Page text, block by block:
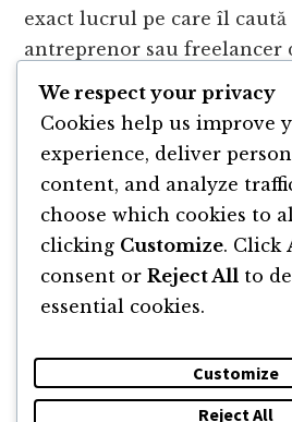
exact lucrul pe care îl caută
antreprenor sau freelancer
perioada romantică de
simtă că timpul lui se
administrative.
Găsiți toate
https://librabank.ro/visa
We respect your privacy
Cookies help us improve
experience, deliver
content, and analyze
choose which cookies to
clicking Customize. Click
consent or Reject All to
essential cookies.
Customize
Reject All